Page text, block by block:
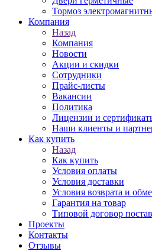
Тормоз
Компания
Назад
Компания
Новости
Акции и скидки
Сотрудники
Прайс-листы
Вакансии
Политика
Лицензии и
Наши клиенты и
Как купить
Назад
Как купить
Условия оплаты
Условия доставки
Условия возврата и
Гарантия на товар
Типовой договор
Проекты
Контакты
Отзывы